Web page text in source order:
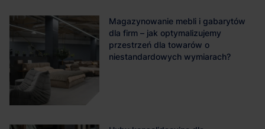
Magazynowanie mebli i gabarytów
dla firm – jak optymalizujemy
przestrzeń dla towarów o
niestandardowych wymiarach?